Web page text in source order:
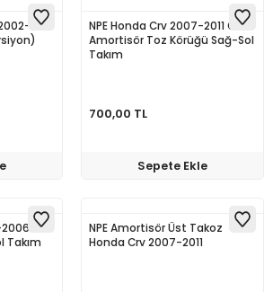
NPE Honda Crv 2007-2011 Ön
Amortisör Toz Körüğü Sağ-Sol
Takım
700,00 TL
Sepete Ekle
2006
Takım
NPE Amortisör Üst Takoz
Honda Crv 2007-2011